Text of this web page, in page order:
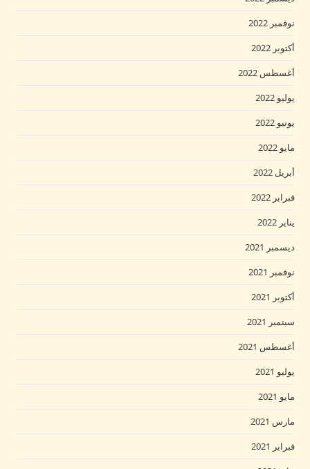
نوفمبر 2022
أكتوبر 2022
أغسطس 2022
يوليو 2022
يونيو 2022
مايو 2022
أبريل 2022
فبراير 2022
يناير 2022
ديسمبر 2021
نوفمبر 2021
أكتوبر 2021
سبتمبر 2021
أغسطس 2021
يوليو 2021
مايو 2021
مارس 2021
فبراير 2021